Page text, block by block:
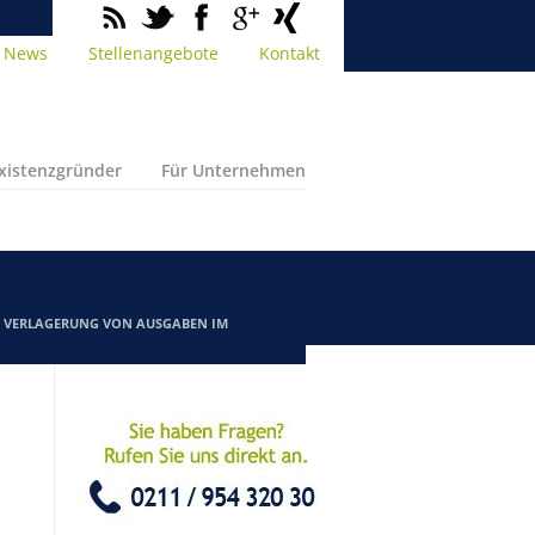
News Stellenangebote Kontakt
Für Unternehmen
VERLAGERUNG VON AUSGABEN IM